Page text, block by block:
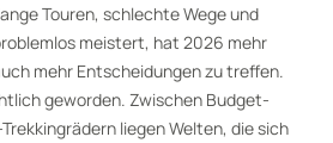
Touren, schlechte Wege und
meistert, hat 2026 mehr
mehr Entscheidungen zu treffen.
geworden. Zwischen Budget-
liegen Welten, die sich